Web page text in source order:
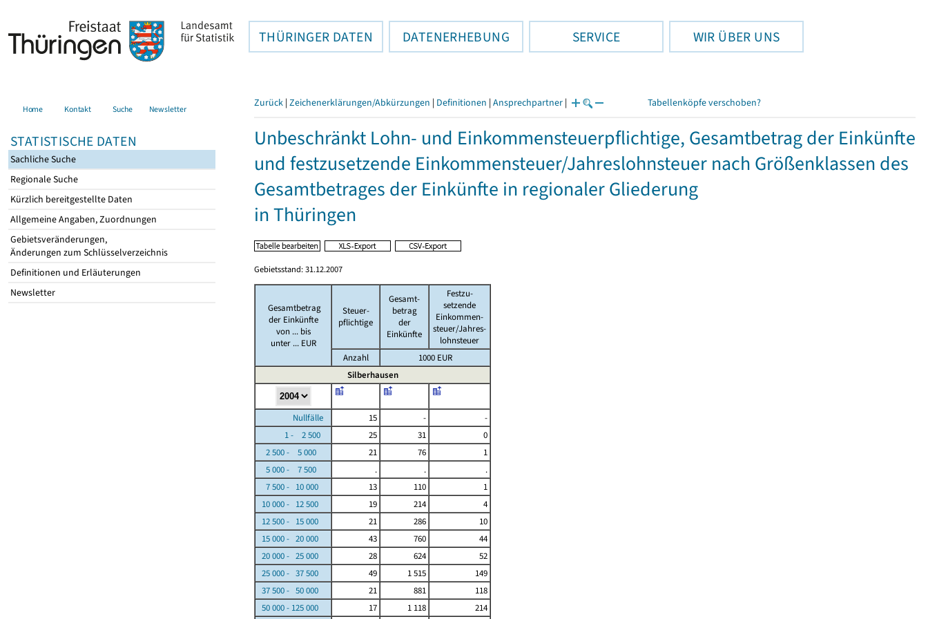
THÜRINGER DATEN DATENERHEBUNG SERVICE WIR ÜBER UNS
Home Kontakt Suche Newsletter
STATISTISCHE DATEN
Sachliche Suche
Regionale Suche
Kürzlich bereitgestellte Daten
Allgemeine Angaben, Zuordnungen
Gebietsveränderungen,
Änderungen zum Schlüsselverzeichnis
Definitionen und Erläuterungen
Newsletter
Zurück | Zeichenerklärungen/Abkürzungen | Definitionen | Ansprechpartner | Tabellenköpfe verschoben?
Unbeschränkt Lohn- und Einkommensteuerpflichtige, Gesamtbetrag der Einkünfte
und festzusetzende Einkommensteuer/Jahreslohnsteuer nach Größenklassen des
Gesamtbetrages der Einkünfte in regionaler Gliederung
in Thüringen
Gebietsstand: 31.12.2007
Gesamtbetrag
der Einkünfte
von ... bis
unter ... EUR
Steuer-
pflichtige
Gesamt-
betrag
der
Einkünfte
Festzu-
setzende
Einkommen-
steuer/Jahres-
lohnsteuer
Anzahl
1000 EUR
Silberhausen
Nullfälle 15 -
-
1 - 2 500
25 31
0
2 500 - 5 000
21 76
1
5 000 - 7 500
. .
.
7 500 - 10 000
13 110
1
10 000 - 12 500
19 214
4
12 500 - 15 000
21 286
10
15 000 - 20 000
43 760
44
20 000 - 25 000
28 624
52
25 000 - 37 500
49 1 515
149
37 500 - 50 000
21 881
118
50 000 - 125 000
17 1 118 214